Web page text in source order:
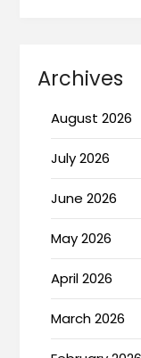
Archives
August 2026
July 2026
June 2026
May 2026
April 2026
March 2026